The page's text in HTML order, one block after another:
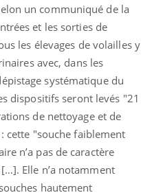
un communiqué de la
et les sorties de
les élevages de volailles y
avec, dans les
systématique du
dispositifs seront levés "21
de nettoyage et de
cette "souche faiblement
n’a pas de caractère
Elle n’a notamment
hautement